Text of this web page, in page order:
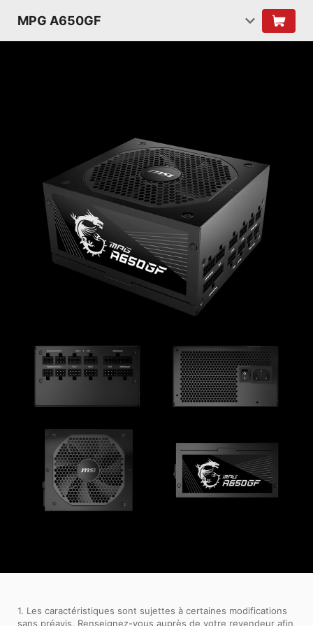
MPG A650GF
1. Les caractéristiques sont sujettes à certaines modifications
sans préavis. Renseignez-vous auprès de votre revendeur afin